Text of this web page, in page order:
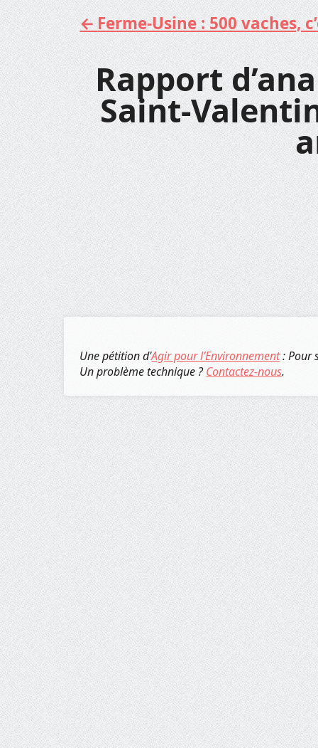
Aller
au
contenu
Ferme-Usine : 500 vaches,
Rapport
Saint-
Une pétition d'Agir pour l’Environnement: Pour
Un problème technique ?Contactez-nous.